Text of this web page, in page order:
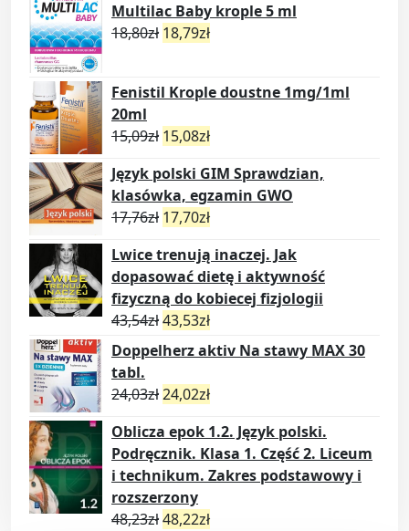
Multilac Baby krople 5 ml
18,80zł 18,79zł
Fenistil Krople doustne 1mg/1ml
20ml
15,09zł 15,08zł
Język polski GIM Sprawdzian,
klasówka, egzamin GWO
17,76zł 17,70zł
Lwice trenują inaczej. Jak
dopasować dietę i aktywność
fizyczną do kobiecej fizjologii
43,54zł43,53zł
Doppelherz aktiv Na stawy MAX 30
tabl.
24,03zł24,02zł
Oblicza epok 1.2. Język polski.
Podręcznik. Klasa 1. Część 2. Liceum
i technikum. Zakres podstawowy i
rozszerzony
48,23zł48,22zł